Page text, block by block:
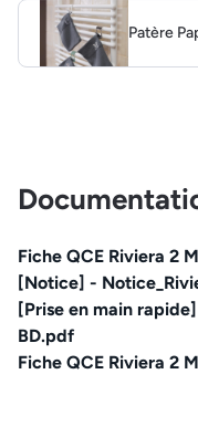
Patère
Fiche QCE Riviera 2
[Notice] -
[Prise en main
BD.pdf
Fiche QCE Riviera 2